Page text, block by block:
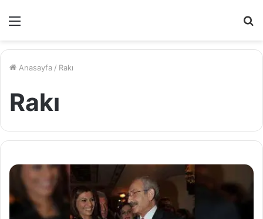
Menü
Anasayfa / Rakı
Rakı